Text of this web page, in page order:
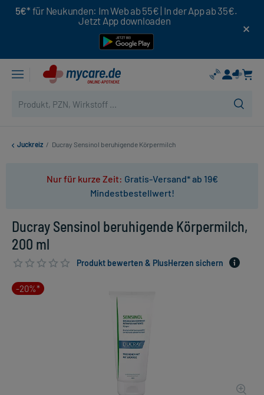
5€* für Neukunden: Im Web ab 55€ | In der App ab 35€.
Jetzt App downloaden
Juckreiz / Ducray Sensinol beruhigende Körpermilch
Nur für kurze Zeit: Gratis-Versand* ab 19€
Mindestbestellwert!
Ducray Sensinol beruhigende Körpermilch,
200 ml
Produkt bewerten & PlusHerzen sichern
-20%*